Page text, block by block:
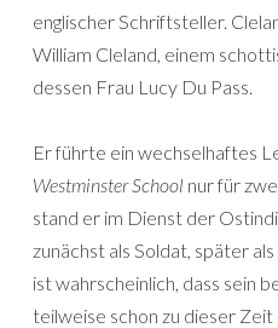
englischer Schriftsteller.
William Cleland, einem
dessen Frau Lucy Du Pass.
Er führte ein wechselhaftes
Westminster School nur für
stand er im Dienst der
zunächst als Soldat, später
ist wahrscheinlich, dass sein
teilweise schon zu dieser